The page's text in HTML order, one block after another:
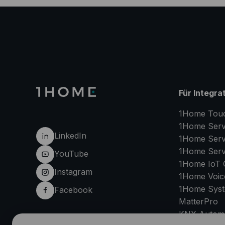
LinkedIn
YouTube
Instagram
Facebook
Für
1Home
1Home
1Home
1Home
1Home IoT
1Home
1Home
MatterPro
KNX